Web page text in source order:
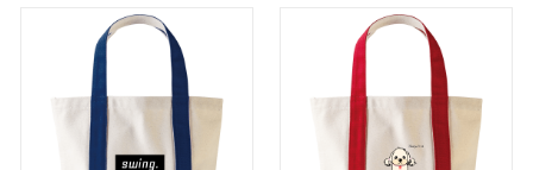
sustainability, and the people who nurture it from seed to
harvest.
Our apparel extends that story beyond the cup.
Designed with timeless simplicity and meaningful purpose,